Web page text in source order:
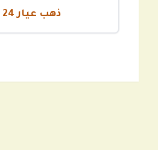
ذهب عيار 24